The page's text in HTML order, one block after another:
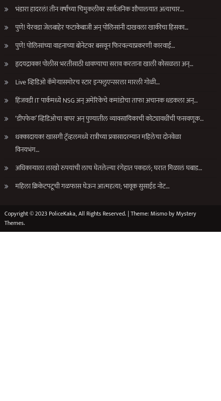
भंडारा हादरलं! तीन वर्षांच्या चिमुकलीवर सार्वजनिक शौचालयात अत्याचार…
पुणे! येरवडा जेलबाहेर फटाकेबाजी अन् पोलिसांनी दाखवला खाकीचा हिसका…
पुणे! पोलिसांच्या वाहनाच्या बोनेटवर बसवून फिरवल्याप्रकरणी कारवाई…
हृदयद्रावक! पोलीस भरतीसाठी धावण्याचा सराव करताना खाली कोसळला अन्…
Live व्हिडिओ कॅमेऱ्यासमोरच स्टार इन्फ्लुएन्सरला मारली गोळी…
हिंजवडी IT पार्कमध्ये NSG अन् अमेरिकेचे कमांडोचा ताफा अचानक धडकला अन्…
‘डीपफेक’ व्हिडिओचा वापर अन् पुण्यातील व्यावसायिकाची कोट्यावधींची फसवणूक…
धक्कादायक! खासगी ट्रॅव्हलमध्ये रात्रीच्या प्रवासादरम्यान महिलेचा दोनवेळा
विनयभंग…
अधिकाऱ्याला लाखो रुपयांची लाच घेतलेल्या रंगेहात पकडलं; घरात मिळालं घबाड…
महिला क्रिकेटपटूची गळफास घेऊन आत्महत्या; भावूक सुसाईड नोट…
Copyright © 2023 PoliceKaka, All Rights Reserved. | Theme: Mismo byMystery
Themes.